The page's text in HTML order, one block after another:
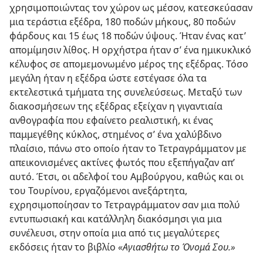
χρησιμοποιώντας τον χώρον ως μέσον, κατεσκεύασαν
μια τεράστια εξέδρα, 180 ποδών μήκους, 80 ποδών
φάρδους και 15 έως 18 ποδών ύψους. Ήταν ένας κατ’
απομίμησιν λίθος. Η ορχήστρα ήταν σ’ ένα ημικυκλικό
κέλυφος σε απομεμονωμένο μέρος της εξέδρας. Τόσο
μεγάλη ήταν η εξέδρα ώστε εστέγασε όλα τα
εκτελεστικά τμήματα της συνελεύσεως. Μεταξύ των
διακοσμήσεων της εξέδρας εξείχαν η γιγαντιαία
ανθογραφία που εφαίνετο ρεαλιστική, κι ένας
παμμεγέθης κύκλος, στημένος σ’ ένα χαλύβδινο
πλαίσιο, πάνω στο οποίο ήταν το Τετραγράμματον με
απεικονισμένες ακτίνες φωτός που εξεπήγαζαν απ’
αυτό. Έτσι, οι αδελφοί του Αμβούργου, καθώς και οι
του Τουρίνου, εργαζόμενοι ανεξάρτητα,
εχρησιμοποίησαν το Τετραγράμματον σαν μια πολύ
εντυπωσιακή και κατάλληλη διακόσμησι για μια
συνέλευσι, στην οποία μια από τις μεγαλύτερες
εκδόσεις ήταν το βιβλίο «Αγιασθήτω το Όνομά Σου.»